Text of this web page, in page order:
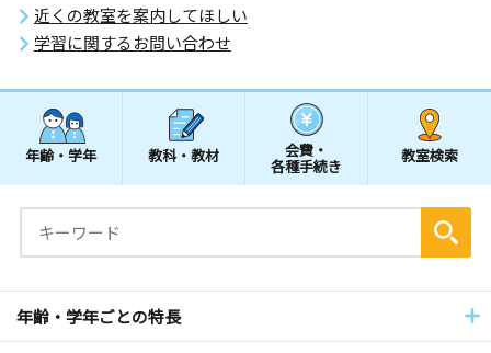
近くの教室を案内してほしい
学習に関するお問い合わせ
年齢・学年 教科・教材 会費・
各種手続き
教室検索
年齢・学年ごとの特長